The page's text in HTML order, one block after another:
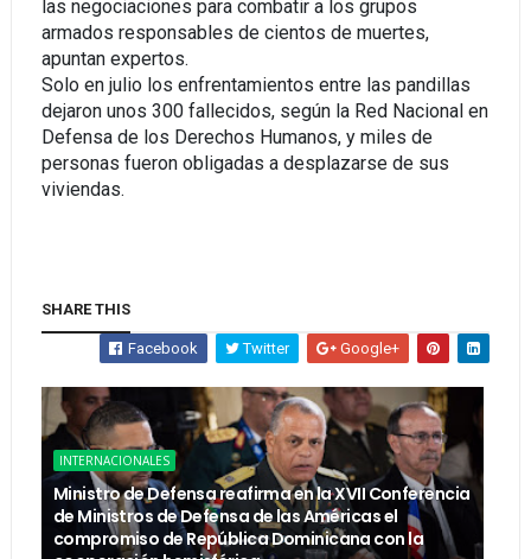
las negociaciones para combatir a los grupos
armados responsables de cientos de muertes,
apuntan expertos.
Solo en julio los enfrentamientos entre las pandillas
dejaron unos 300 fallecidos, según la Red Nacional en
Defensa de los Derechos Humanos, y miles de
personas fueron obligadas a desplazarse de sus
viviendas.
SHARE THIS
Facebook Twitter Google+
INTERNACIONALES
Ministro de Defensa reafirma en la XVII Conferencia
de Ministros de Defensa de las Américas el
compromiso de República Dominicana con la